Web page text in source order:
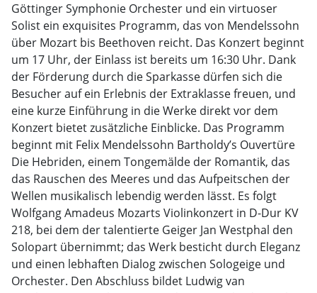
Göttinger Symphonie Orchester und ein virtuoser
Solist ein exquisites Programm, das von Mendelssohn
über Mozart bis Beethoven reicht. Das Konzert beginnt
um 17 Uhr, der Einlass ist bereits um 16:30 Uhr. Dank
der Förderung durch die Sparkasse dürfen sich die
Besucher auf ein Erlebnis der Extraklasse freuen, und
eine kurze Einführung in die Werke direkt vor dem
Konzert bietet zusätzliche Einblicke. Das Programm
beginnt mit Felix Mendelssohn Bartholdy’s Ouvertüre
Die Hebriden, einem Tongemälde der Romantik, das
das Rauschen des Meeres und das Aufpeitschen der
Wellen musikalisch lebendig werden lässt. Es folgt
Wolfgang Amadeus Mozarts Violinkonzert in D-Dur KV
218, bei dem der talentierte Geiger Jan Westphal den
Solopart übernimmt; das Werk besticht durch Eleganz
und einen lebhaften Dialog zwischen Sologeige und
Orchester. Den Abschluss bildet Ludwig van